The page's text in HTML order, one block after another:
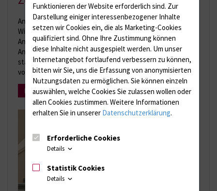
Anlässlich der bundesweiten Aktion "Woche der
Wiederbelebung" des Berufsverbandes Deutscher
Anästhesisten und der Deutschen Gesellschaft für
Anästhesiologie und Intensivmedizin vom 19.-26.09.2015
starten wir mit einer Kampagne zum besseren Auffinden
von Notfallorten.
Mehr Infos
Funktionieren der Website erforderlich sind. Zur
Darstellung einiger interessenbezogener Inhalte
setzen wir Cookies ein, die als Marketing-Cookies
qualifiziert sind. Ohne Ihre Zustimmung können
diese Inhalte nicht ausgespielt werden. Um unser
Internetangebot fortlaufend verbessern zu können,
bitten wir Sie, uns die Erfassung von anonymisierten
Nutzungsdaten zu ermöglichen. Sie können einzeln
auswählen, welche Cookies Sie zulassen wollen oder
allen Cookies zustimmen. Weitere Informationen
erhalten Sie in unserer Datenschutzerklärung.
Erforderliche Cookies
Details
Statistik Cookies
Details